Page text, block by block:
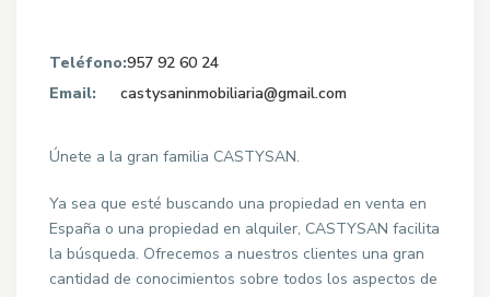
Teléfono:957 92 60 24
Email:
castysaninmobiliaria@gmail.com
Únete a la gran familia CASTYSAN.
Ya sea que esté buscando una propiedad en venta en
España o una propiedad en alquiler, CASTYSAN facilita
la búsqueda. Ofrecemos a nuestros clientes una gran
cantidad de conocimientos sobre todos los aspectos de